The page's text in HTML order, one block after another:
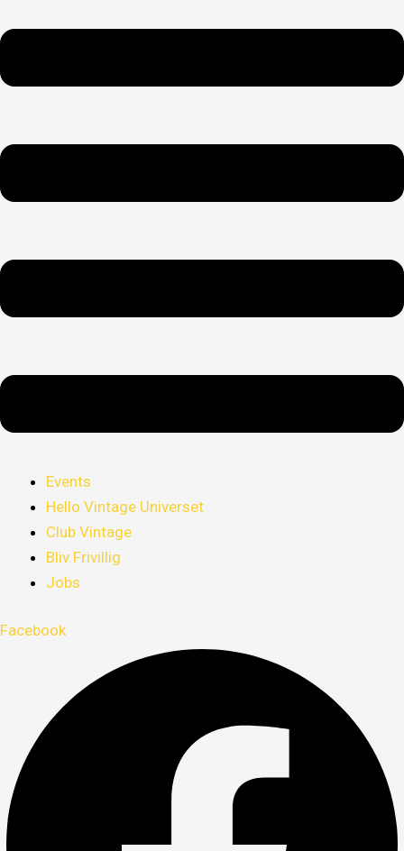
Events
Hello Vintage Universet
Club Vintage
Bliv Frivillig
Jobs
Facebook